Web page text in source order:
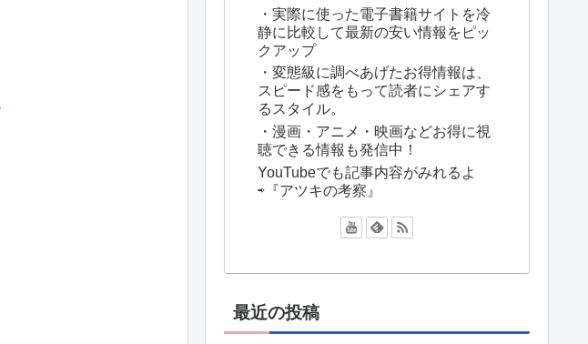
・実際に使った電子書籍サイトを冷
静に比較して最新の安い情報をピッ
クアップ
・変態級に調べあげたお得情報は、
スピード感をもって読者にシェアす
るスタイル。
・漫画・アニメ・映画などお得に視
聴できる情報も発信中！
YouTubeでも記事内容がみれるよ
⇨『アツキの考察』
最近の投稿